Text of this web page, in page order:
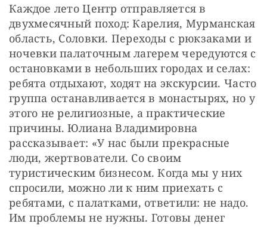
Каждое лето Центр отправляется в
двухмесячный поход: Карелия, Мурманская
область, Соловки. Переходы с рюкзаками и
ночевки палаточным лагерем чередуются с
остановками в небольших городах и селах:
ребята отдыхают, ходят на экскурсии. Часто
группа останавливается в монастырях, но у
этого не религиозные, а практические
причины. Юлиана Владимировна
рассказывает: «У нас были прекрасные
люди, жертвователи. Со своим
туристическим бизнесом. Когда мы у них
спросили, можно ли к ним приехать с
ребятами, с палатками, ответили: не надо.
Им проблемы не нужны. Готовы денег